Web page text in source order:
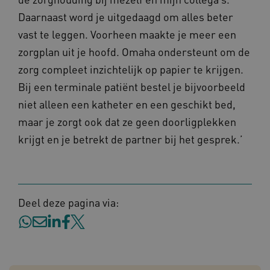
Daarnaast word je uitgedaagd om alles beter
vast te leggen. Voorheen maakte je meer een
zorgplan uit je hoofd. Omaha ondersteunt om de
zorg compleet inzichtelijk op papier te krijgen.
Bij een terminale patiënt bestel je bijvoorbeeld
niet alleen een katheter en een geschikt bed,
maar je zorgt ook dat ze geen doorligplekken
krijgt en je betrekt de partner bij het gesprek.’
Deel deze pagina via:
AWSALBCORS
Amazon.com Inc.
m484.omahasystem.nl
Google Privacy Policy